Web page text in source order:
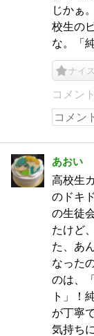
じかぁ
校生の
な。「
ナイス
コメン
あおい
高校生
のドキ
の生徒
たけど
た、あ
なった
のは、
ト」！
が丁寧
気持ち